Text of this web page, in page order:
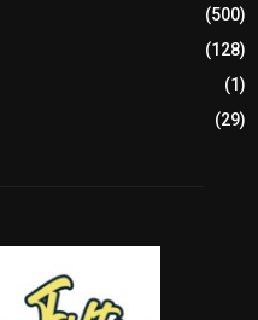
(500)
(128)
(1)
(29)